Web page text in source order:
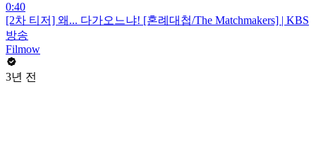
0:40
[2차 티저] 왜... 다가오느냐! [혼례대첩/The Matchmakers] | KBS
방송
Filmow
3년 전